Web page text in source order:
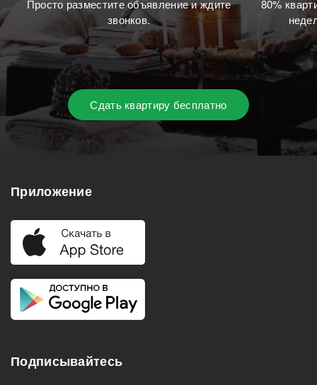
Просто разместите объявление и ждите
звонков.
80%
Сдать квартиру бесплатно
Приложение
Подписывайтесь